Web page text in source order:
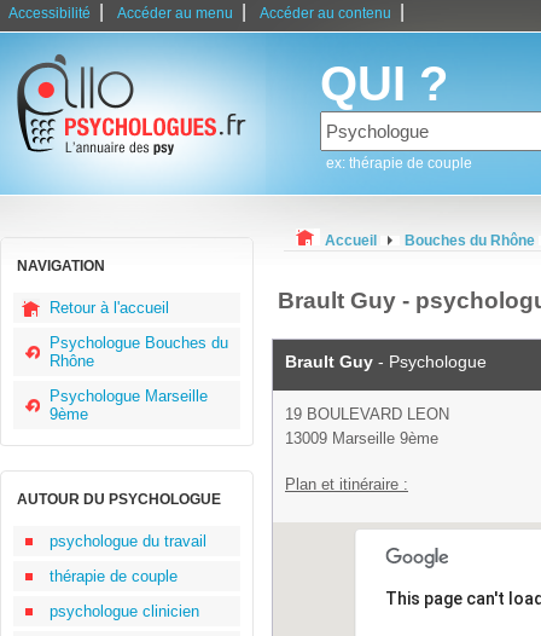
Accessibilité Accéder au menu Accéder au contenu
QUI ?
ex: thérapie de couple
NAVIGATION
Retour à l'accueil
Psychologue Bouches du
Rhône
Psychologue Marseille
9ème
AUTOUR DU PSYCHOLOGUE
psychologue du travail
thérapie de couple
psychologue clinicien
Accueil Bouches du Rhône
Brault Guy -
Brault Guy - Psychologue
19 BOULEVARD LEON
13009 Marseille 9ème
Plan et itinéraire :
This page can't